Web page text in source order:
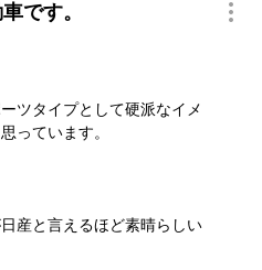
です。
ツタイプとして硬派なイメ
っています。
産と言えるほど素晴らしい